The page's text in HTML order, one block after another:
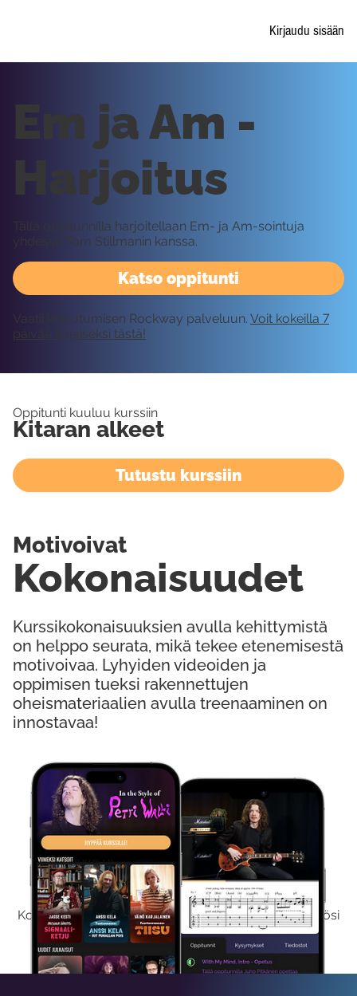
Kirjaudu sisään
Kokeile Ilmaiseksi
Kokeilemalla ilmaiseksi saat koko sisältömme käyttöösi
viikon ajaksi.
Katso oppitunti
Em ja Am -
Harjoitus
Tällä oppitunnilla harjoitellaan Em- ja Am-sointuja
yhdessä Tom Stillmanin kanssa.
Vaatii kirjautumisen Rockway palveluun. Voit kokeilla 7
päivää ilmaiseksi tästä!
Oppitunti kuuluu kurssiin
Kitaran alkeet
Tutustu kurssiin
Kurssikokonaisuuksien avulla kehittymistä
on helppo seurata, mikä tekee etenemisestä
motivoivaa. Lyhyiden videoiden ja
oppimisen tueksi rakennettujen
oheismateriaalien avulla treenaaminen on
innostavaa!
Kokonaisuudet
Motivoivat